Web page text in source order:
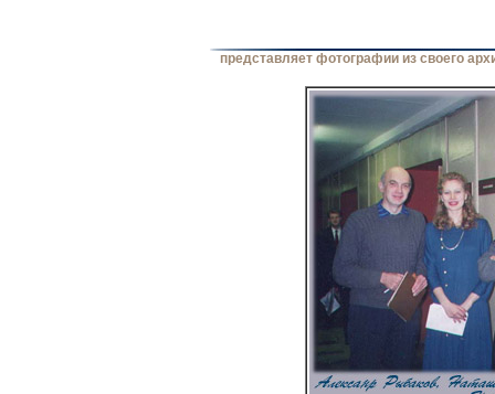
представляет фотографии из своего